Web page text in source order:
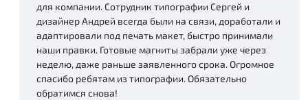
для компании. Сотрудник типографии Сергей и
дизайнер Андрей всегда были на связи, доработали и
адаптировали под печать макет, быстро принимали
наши правки. Готовые магниты забрали уже через
неделю, даже раньше заявленного срока. Огромное
спасибо ребятам из типографии. Обязательно
обратимся снова!